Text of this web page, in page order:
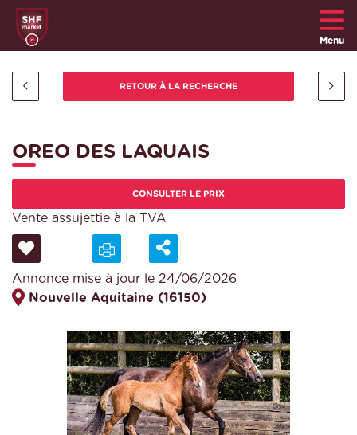
Menu
OREO DES LAQUAIS
CONSULTER LE PRIX
Vente assujettie à la TVA
Annonce mise à jour le 24/06/2026
Nouvelle Aquitaine (16150)